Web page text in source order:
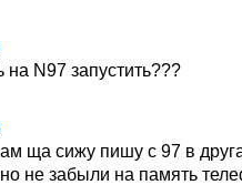
на N97 запустить???
ща сижу пишу с 97 в
не забыли на память